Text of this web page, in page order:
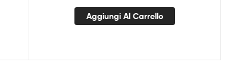
Aggiungi Al Carrello